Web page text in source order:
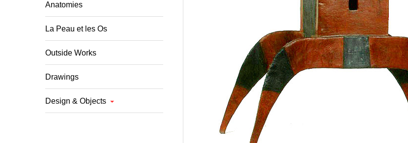
Anatomies
La Peau et les Os
Outside Works
Drawings
Design & Objects